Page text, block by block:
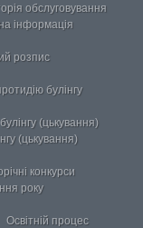
обслуговування
інформація
розпис
булінгу
(цькування)
(цькування)
конкурси
року
Освітній процес